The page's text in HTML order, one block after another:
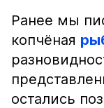
Ранее мы
копчёная
остались